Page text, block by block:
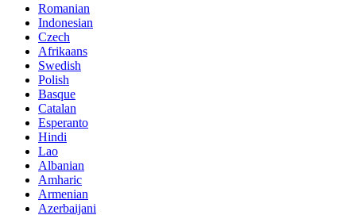
Romanian
Indonesian
Czech
Afrikaans
Swedish
Polish
Basque
Catalan
Esperanto
Hindi
Lao
Albanian
Amharic
Armenian
Azerbaijani